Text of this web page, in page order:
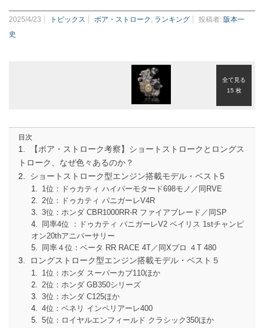
2025/4/23 トピックス ボア・ストローク ランキング 投稿者: 阪本一
史
全て見る
15 枚
目次
【ボア・ストローク考察】ショートストロークとロングス
トローク、なぜ色々あるのか？
ショートストローク型エンジン搭載モデル・ベスト5
1位：ドゥカティ ハイパーモタード698モノ／同RVE
2位：ドゥカティ パニガーレV4R
3位：ホンダ CBR1000RR-R ファイアブレード／同SP
同率4位 ：ドゥカティ パニガーレV2 ベイリス 1stチャンピ
オン20thアニバーサリー
同率４位：ベータ RR RACE 4T／同Xプロ ４T 480
ロングストローク型エンジン搭載モデル・ベスト５
1位：ホンダ スーパーカブ110ほか
2位：ホンダ GB350シリーズ
3位：ホンダ C125ほか
4位：ベネリ インペリアーレ400
5位：ロイヤルエンフィールド クラシック350ほか